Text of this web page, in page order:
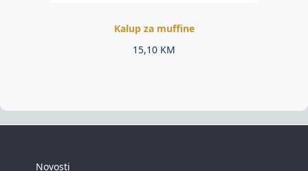
Kalup za muffine
15,10 KM
Novosti